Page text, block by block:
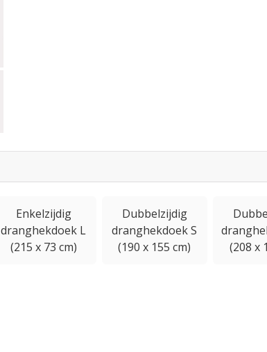
Enkelzijdig
dranghekdoek L
(215 x 73 cm)
Dubbelzijdig
dranghekdoek S
(190 x 155 cm)
(208 x